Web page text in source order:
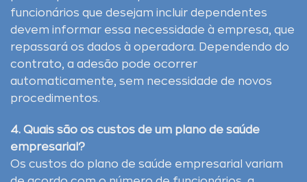
funcionários que desejam incluir dependentes
devem informar essa necessidade à empresa, que
repassará os dados à operadora. Dependendo do
contrato, a adesão pode ocorrer
automaticamente, sem necessidade de novos
procedimentos.
4. Quais são os custos de um plano de saúde
empresarial?
Os custos do plano de saúde empresarial variam